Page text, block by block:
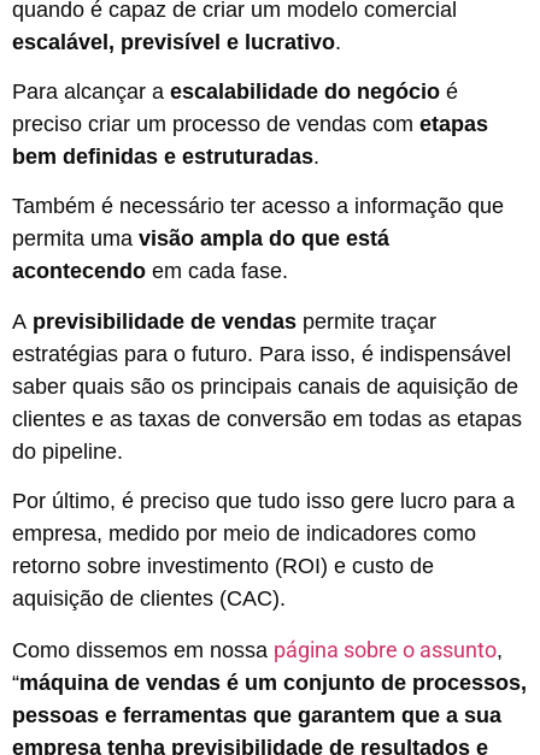
quando é capaz de criar um modelo comercial
escalável, previsível e lucrativo.
Para alcançar a escalabilidade do negócio é
preciso criar um processo de vendas com etapas
bem definidas e estruturadas.
Também é necessário ter acesso a informação que
permita uma visão ampla do que está
acontecendo em cada fase.
A previsibilidade de vendas permite traçar
estratégias para o futuro. Para isso, é indispensável
saber quais são os principais canais de aquisição de
clientes e as taxas de conversão em todas as etapas
do pipeline.
Por último, é preciso que tudo isso gere lucro para a
empresa, medido por meio de indicadores como
retorno sobre investimento (ROI) e custo de
aquisição de clientes (CAC).
Como dissemos em nossa página sobre o assunto,
“máquina de vendas é um conjunto de processos,
pessoas e ferramentas que garantem que a sua
empresa tenha previsibilidade de resultados e